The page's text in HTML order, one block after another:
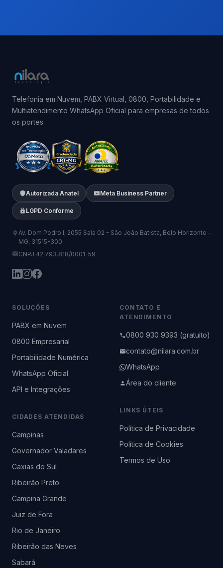
Telefonia em Nuvem, PABX Virtual, 0800, Portabilidade e
Multiatendimento WhatsApp Oficial para empresas de todos
os portes.
Autorizada Anatel Meta Business Partner
LGPD Conforme
Av. Dom Pedro I, 2055 Sala 02 - São João Batista, Belo Horizonte -
MG, 31515-300
CNPJ 42.793.818/0001-59
SOLUÇÕES
PABX em Nuvem
0800 Empresarial
Portabilidade Numérica
WhatsApp Oficial
API e Integrações
CIDADES ATENDIDAS
Campinas
Governador Valadares
Caxias do Sul
Ribeirão Preto
Campina Grande
Juiz de Fora
Rio de Janeiro
Ribeirão das Neves
Sabará
CONTATO E
ATENDIMENTO
0800 930 9393 (gratuito)
contato@nilara.com.br
WhatsApp
Área do cliente
LINKS ÚTEIS
Política de Privacidade
Política de Cookies
Termos de Uso